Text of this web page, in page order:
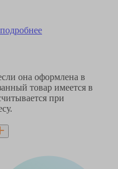
она оформлена в
товар имеется в
при